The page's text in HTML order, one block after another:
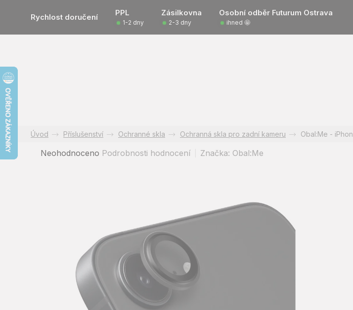
Rychlost doručení PPL Zásilkovna Osobní odběr Futurum Ostrava
1-2 dny 2-3 dny ihned 🤩
Příslušenství Ochranné skla Ochranná skla pro zadní kameru Obal:Me -
Průměrné
Neohodnoceno Podrobnosti hodnocení Značka: Obal:Me